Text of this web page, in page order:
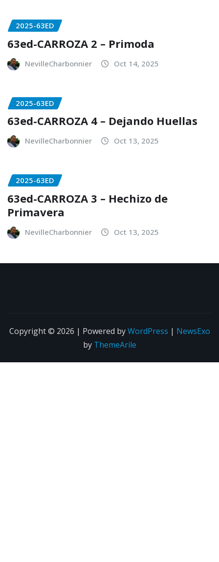
2025-63ED
63ed-CARROZA 2 – Primoda
NevilleCharbonnier Oct 14, 2025
2025-63ED
63ed-CARROZA 4 – Dejando Huellas
NevilleCharbonnier Oct 13, 2025
2025-63ED
63ed-CARROZA 3 – Hechizo de
Primavera
NevilleCharbonnier Oct 13, 2025
Copyright © 2026 | Powered byWordPress | NewsExo
by ThemeArile